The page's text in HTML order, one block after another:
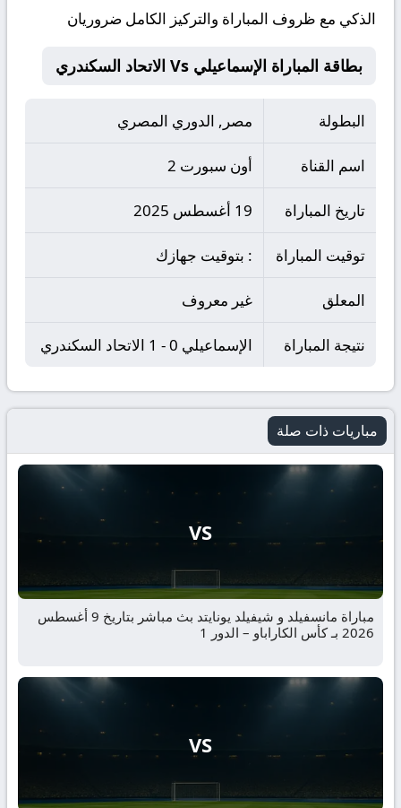
الذكي مع ظروف المباراة والتركيز الكامل ضروريان
بطاقة المباراة الإسماعيلي Vs الاتحاد السكندري
البطولة مصر, الدوري المصري
اسم القناة أون سبورت 2
تاريخ المباراة 19 أغسطس 2025
توقيت المباراة : بتوقيت جهازك
المعلق غير معروف
نتيجة المباراة الإسماعيلي 0 - 1 الاتحاد السكندري
مباريات ذات صلة
VS
مباراة مانسفيلد و شيفيلد يونايتد بث مباشر بتاريخ 9 أغسطس
2026 بـ كأس الكاراباو – الدور 1
VS